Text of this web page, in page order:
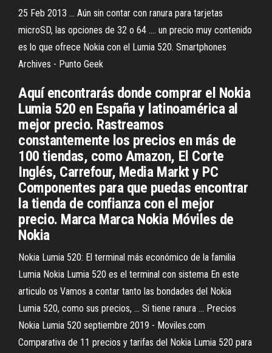
25 Feb 2013 ... Aún sin contar con ranura para tarjetas
microSD, las opciones de 32 o 64 .... un precio muy contenido
es lo que ofrece Nokia con el Lumia 520. Smartphones
Archives - Punto Geek
Aquí encontrarás donde comprar el Nokia
Lumia 520 en España y latinoamérica al
mejor precio. Rastreamos
constantemente los precios en más de
100 tiendas, como Amazon, El Corte
Inglés, Carrefour, Media Markt y PC
Componentes para que puedas encontrar
la tienda de confianza con el mejor
precio. Marca Marca Nokia Móviles de
Nokia
Nokia Lumia 520: El terminal más económico de la familia
Lumia Nokia Lumia 520 es el terminal con sistema En este
articulo os Vamos a contar tanto las bondades del Nokia
Lumia 520, como sus precios, ... Si tiene ranura ... Precios
Nokia Lumia 520 septiembre 2019 - Moviles.com
Comparativa de 11 precios y tarifas del Nokia Lumia 520 para